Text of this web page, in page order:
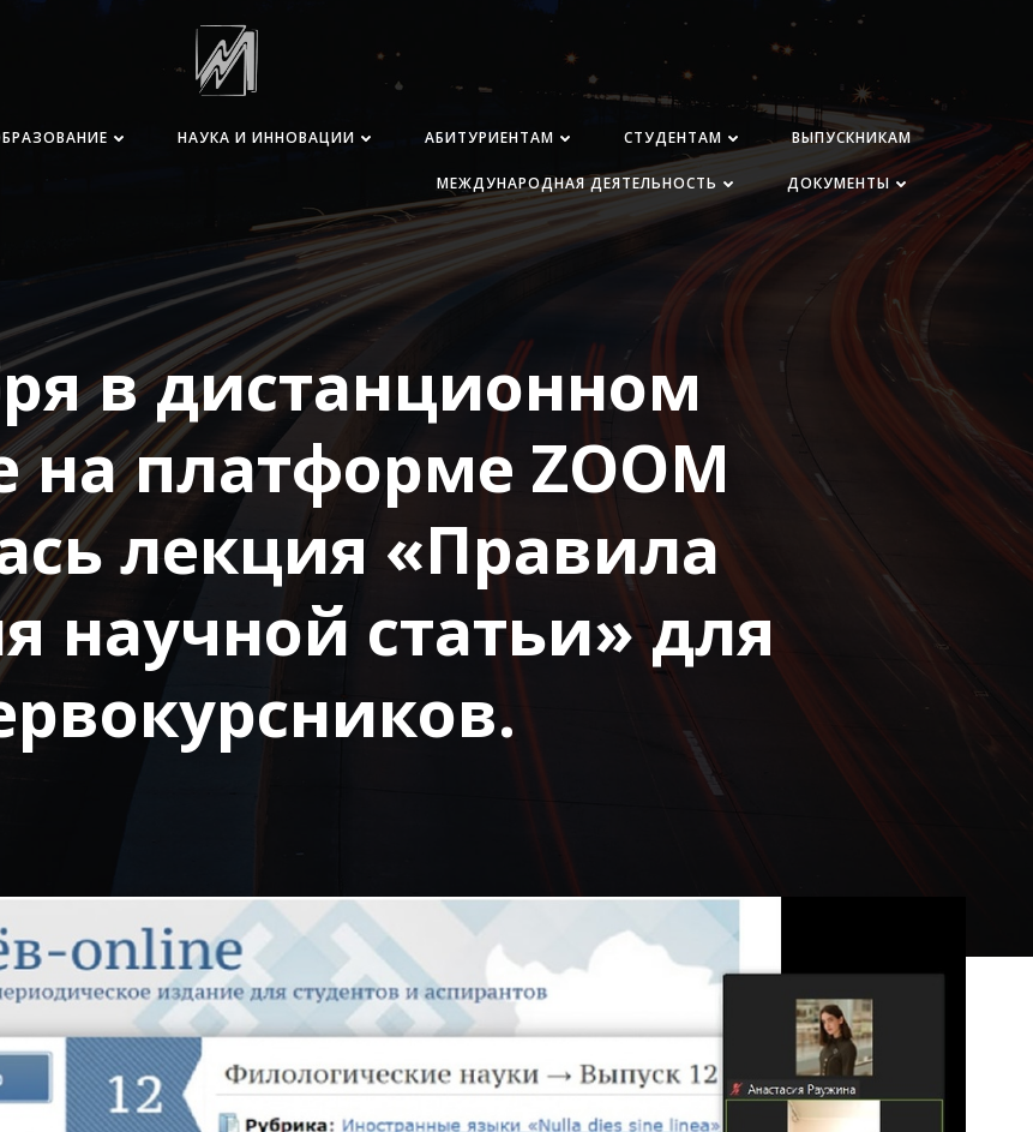
НАУКА И ИННОВАЦИИ АБИТУРИЕНТАМ СТУДЕНТАМ ВЫПУСКНИКАМ
МЕЖДУНАРОДНАЯ ДЕЯТЕЛЬНОСТЬ ДОКУМЕНТЫ
в дистанционном
на платформе ZOOM
лекция «Правила
научной статьи» для